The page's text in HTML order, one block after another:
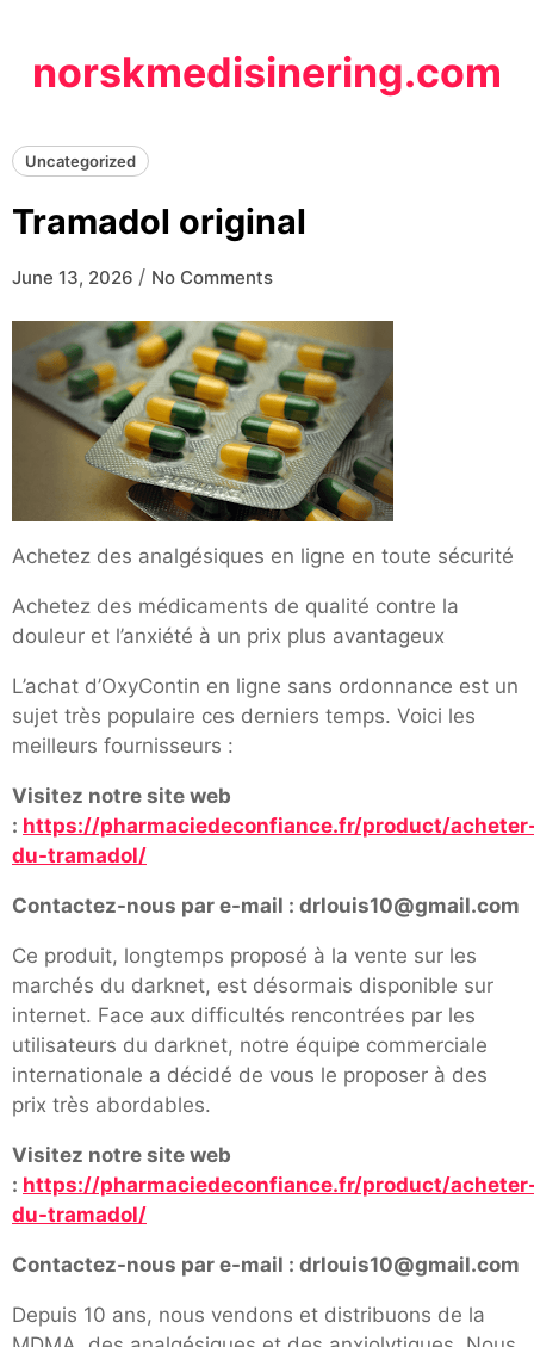
contentnorskmedisinering.com
Uncategorized
Tramadol original
June 13, 2026 / No Comments
Achetez des analgésiques en ligne en toute sécurité
Achetez des médicaments de qualité contre la
douleur et l’anxiété à un prix plus avantageux
L’achat d’OxyContin en ligne sans ordonnance est un
sujet très populaire ces derniers temps. Voici les
meilleurs fournisseurs :
Visitez notre site web
: https://pharmaciedeconfiance.fr/product/
du-tramadol/
Contactez-nous par e-mail : drlouis10@gmail.com
Ce produit, longtemps proposé à la vente sur les
marchés du darknet, est désormais disponible sur
internet. Face aux difficultés rencontrées par les
utilisateurs du darknet, notre équipe commerciale
internationale a décidé de vous le proposer à des
prix très abordables.
Visitez notre site web
: https://pharmaciedeconfiance.fr/product/
du-tramadol/
Contactez-nous par e-mail : drlouis10@gmail.com
Depuis 10 ans, nous vendons et distribuons de la